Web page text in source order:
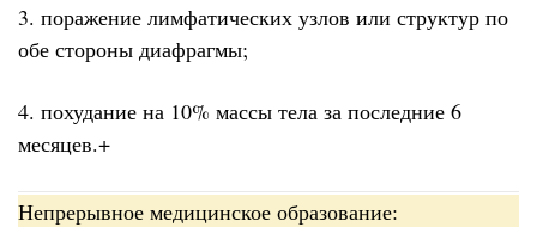
3. поражение лимфатических узлов или структур по
обе стороны диафрагмы;
4. похудание на 10% массы тела за последние 6
месяцев.+
Непрерывное медицинское образование: